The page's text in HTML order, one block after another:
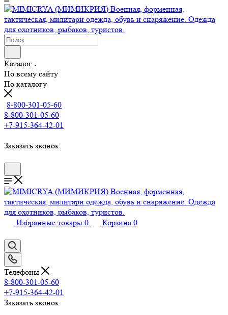
Каталог
По всему сайту
По каталогу
8-800-301-05-60
8-800-301-05-60
+7-915-364-42-01
Заказать звонок
Избранные товары 0 Корзина 0
Телефоны
8-800-301-05-60
+7-915-364-42-01
Заказать звонок